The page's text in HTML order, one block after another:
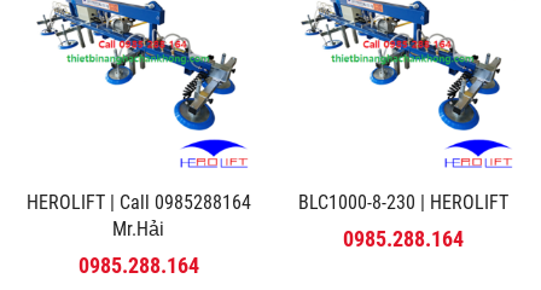
HEROLIFT | Call 0985288164
Mr.Hải
0985.288.164
BLC1000-8-230 | HEROLIFT
0985.288.164